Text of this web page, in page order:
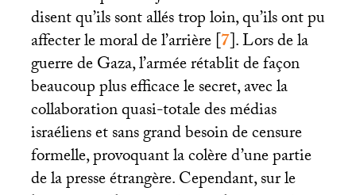
disent qu’ils sont allés trop loin, qu’ils ont pu
affecter le moral de l’arrière[7]. Lors de la
guerre de Gaza, l’armée rétablit de façon
beaucoup plus efficace le secret, avec la
collaboration quasi-totale des médias
israéliens et sans grand besoin de censure
formelle, provoquant la colère d’une partie
de la presse étrangère. Cependant, sur le